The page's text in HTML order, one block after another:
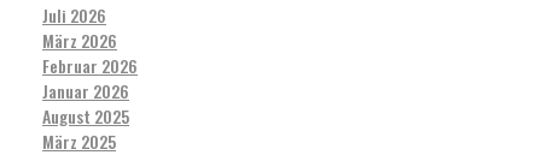
Juli 2026
März 2026
Februar 2026
Januar 2026
August 2025
März 2025